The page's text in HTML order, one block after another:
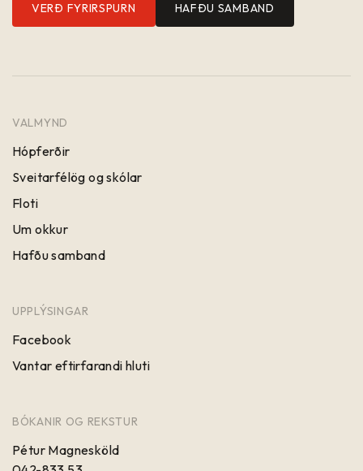
VERÐ FYRIRSPURN HAFÐU SAMBAND
VALMYND
Hópferðir
Sveitarfélög og skólar
Floti
Um okkur
Hafðu samband
UPPLÝSINGAR
Facebook
Vantar eftirfarandi hluti
BÓKANIR OG REKSTUR
Pétur Magnesköld